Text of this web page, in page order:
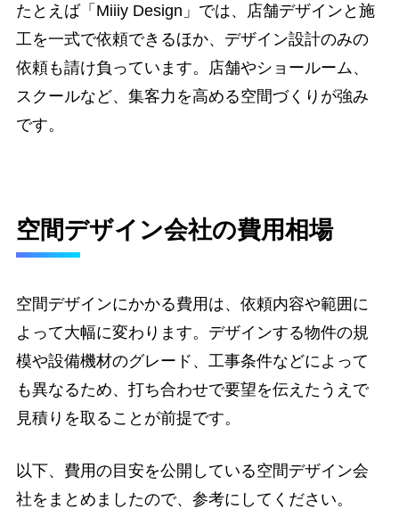
たとえば「Miiiy Design」では、店舗デザインと施
工を一式で依頼できるほか、デザイン設計のみの
依頼も請け負っています。店舗やショールーム、
スクールなど、集客力を高める空間づくりが強み
です。
空間デザイン会社の費用相場
空間デザインにかかる費用は、依頼内容や範囲に
よって大幅に変わります。デザインする物件の規
模や設備機材のグレード、工事条件などによって
も異なるため、打ち合わせで要望を伝えたうえで
見積りを取ることが前提です。
以下、費用の目安を公開している空間デザイン会
社をまとめましたので、参考にしてください。